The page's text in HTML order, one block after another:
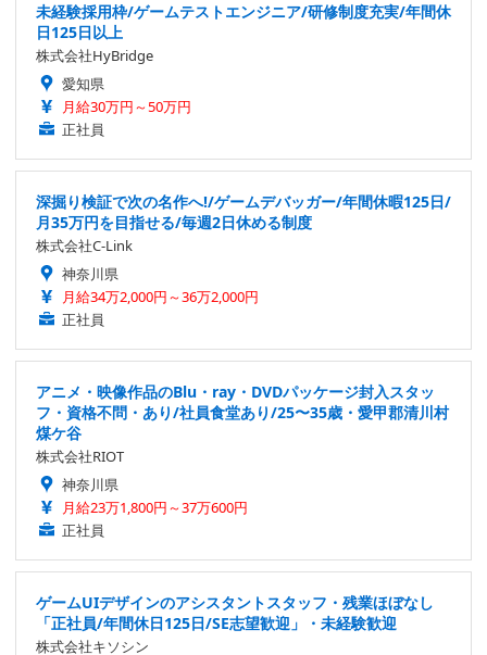
未経験採用枠/ゲームテストエンジニア/研修制度充実/年間休
日125日以上
株式会社HyBridge
愛知県
月給30万円～50万円
正社員
深掘り検証で次の名作へ!/ゲームデバッガー/年間休暇125日/
月35万円を目指せる/毎週2日休める制度
株式会社C-Link
神奈川県
月給34万2,000円～36万2,000円
正社員
アニメ・映像作品のBlu・ray・DVDパッケージ封入スタッ
フ・資格不問・あり/社員食堂あり/25〜35歳・愛甲郡清川村
煤ケ谷
株式会社RIOT
神奈川県
月給23万1,800円～37万600円
正社員
ゲームUIデザインのアシスタントスタッフ・残業ほぼなし
「正社員/年間休日125日/SE志望歓迎」・未経験歓迎
株式会社キソシン